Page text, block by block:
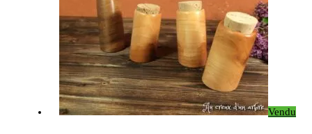
Les
options
peuvent
être
choisies
sur
la
Vendu